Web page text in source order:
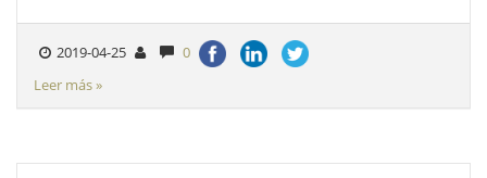
2019-04-25
0
Leer más »